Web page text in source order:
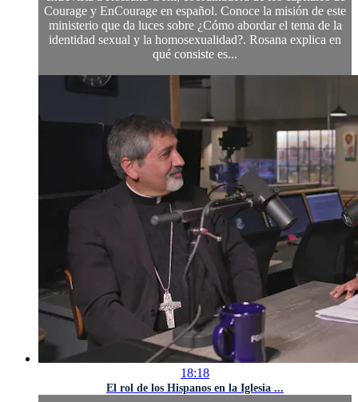
Courage y EnCourage en español. Conoce la misión de este
ministerio que da luces sobre ¿Cómo abordar el tema de la
identidad sexual y la homosexualidad?. Rosana explica en
qué consiste es...
18:18
El rol de los Hispanos en la Iglesia ...